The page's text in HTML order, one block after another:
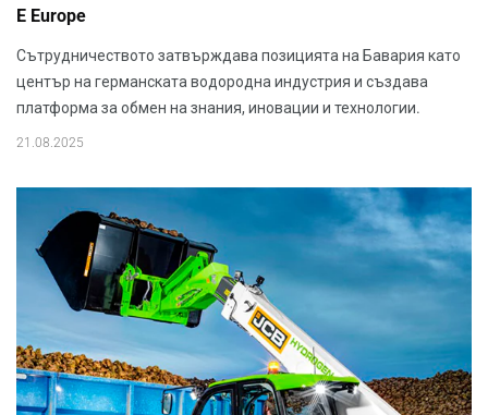
E Europe
Сътрудничеството затвърждава позицията на Бавария като
център на германската водородна индустрия и създава
платформа за обмен на знания, иновации и технологии.
21.08.2025